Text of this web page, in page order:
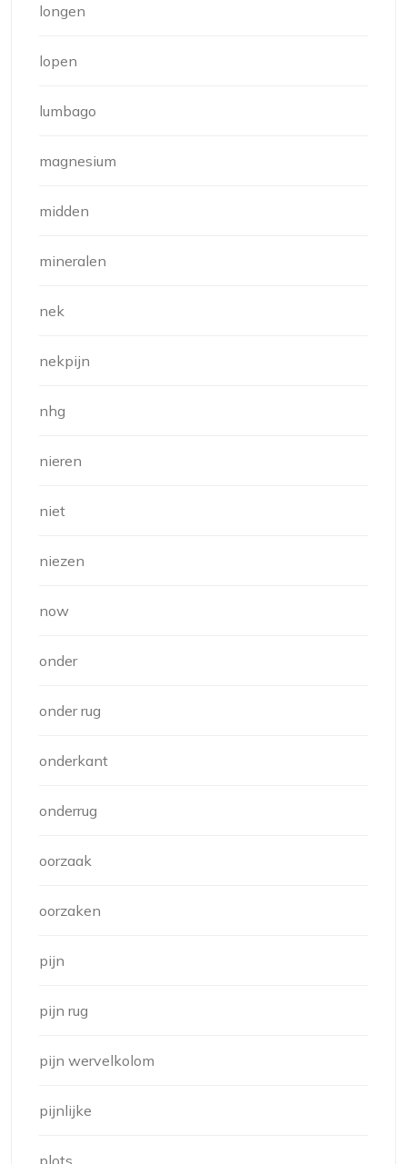
longen
lopen
lumbago
magnesium
midden
mineralen
nek
nekpijn
nhg
nieren
niet
niezen
now
onder
onder rug
onderkant
onderrug
oorzaak
oorzaken
pijn
pijn rug
pijn wervelkolom
pijnlijke